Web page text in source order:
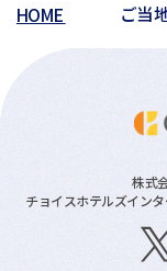
HOME ご当
株式
チョイスホテルズイン